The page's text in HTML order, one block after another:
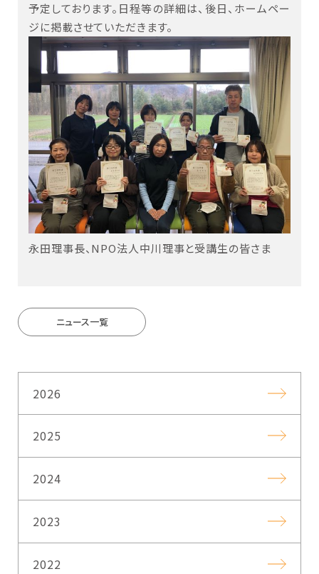
予定しております。日程等の詳細は、後日、ホームペー
ジに掲載させていただきます。
永田理事長、NPO法人中川理事と受講生の皆さま
ニュース一覧
2026
2025
2024
2023
2022